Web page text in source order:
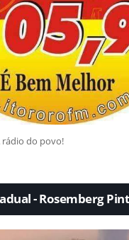
rádio do povo!
- Rosemberg